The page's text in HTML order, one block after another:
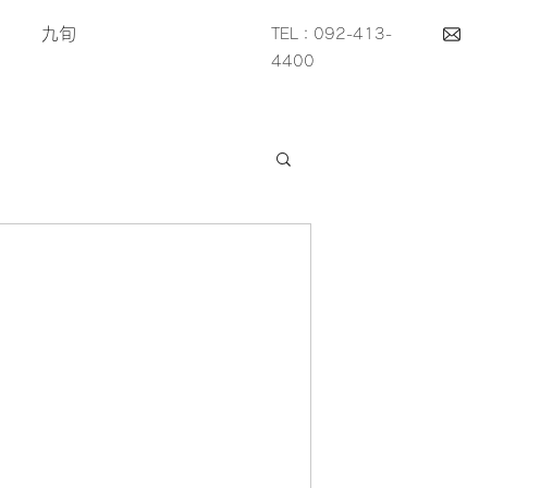
九旬
TEL：092-413-
4400